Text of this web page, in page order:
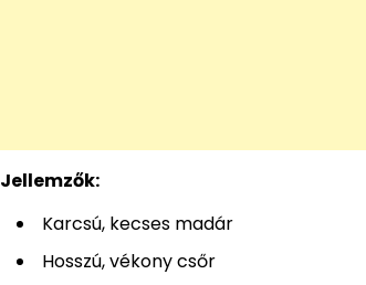
Jellemzők:
Karcsú, kecses madár
Hosszú, vékony csőr